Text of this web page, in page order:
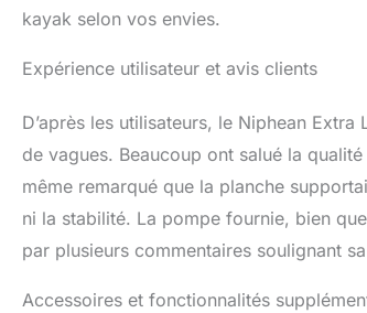
kayak selon vos envies.
Expérience utilisateur et avis clients
D’après les utilisateurs, le Niphean
de vagues. Beaucoup ont salué la
même remarqué que la planche
ni la stabilité. La pompe fournie, bien
par plusieurs commentaires soulignant
Accessoires et fonctionnalités